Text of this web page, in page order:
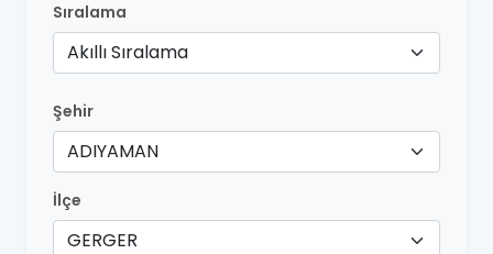
Sıralama
Akıllı Sıralama
Şehir
ADIYAMAN
İlçe
GERGER